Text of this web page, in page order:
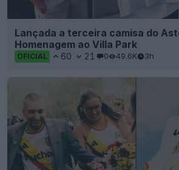
Lançada a terceira camisa do
Homenagem ao Villa Park
OFICIAL 60 21 0 49.6K 3h